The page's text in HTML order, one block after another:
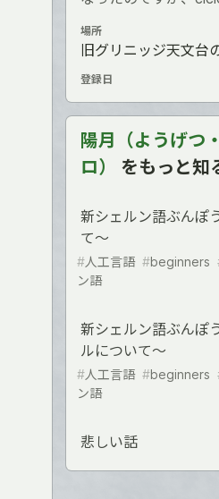
場所
旧グリニッジ天文台
登録日
陽月（ようげつ
ロ）
をもっと知
新シェルン語ぶんぽ
て〜
#人工言語 #beginners
ン語
新シェルン語ぶんぽ
ルについて〜
#人工言語 #beginners
ン語
悲しい話